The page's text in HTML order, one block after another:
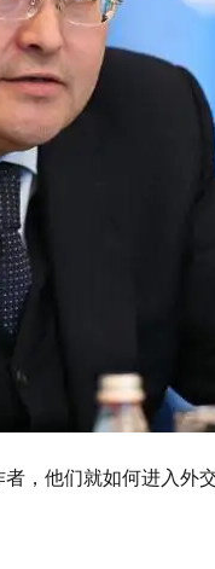
，他们就如何进入外